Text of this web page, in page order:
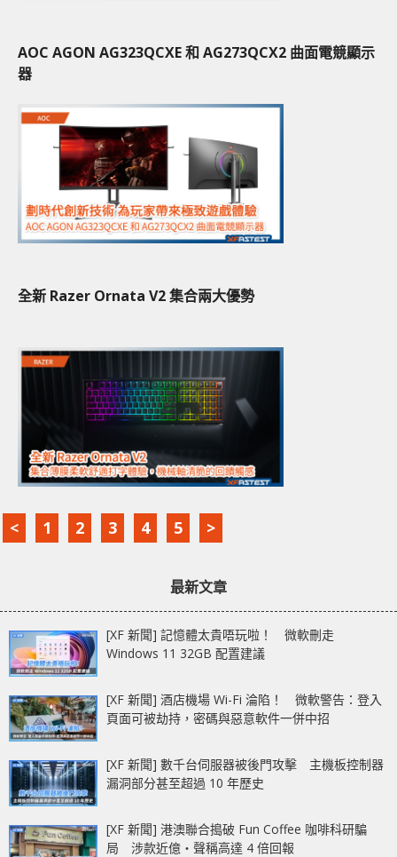
AOC AGON AG323QCXE 和 AG273QCX2 曲面電競顯示
器
全新 Razer Ornata V2 集合兩大優勢
< 1 2 3 4 5 >
最新文章
[XF 新聞] 記憶體太貴唔玩啦！ 微軟刪走
Windows 11 32GB 配置建議
[XF 新聞] 酒店機場 Wi-Fi 淪陷！ 微軟警告：登入
頁面可被劫持，密碼與惡意軟件一併中招
[XF 新聞] 數千台伺服器被後門攻擊 主機板控制器
漏洞部分甚至超過 10 年歷史
[XF 新聞] 港澳聯合搗破 Fun Coffee 咖啡科研騙
局 涉款近億‧聲稱高達 4 倍回報